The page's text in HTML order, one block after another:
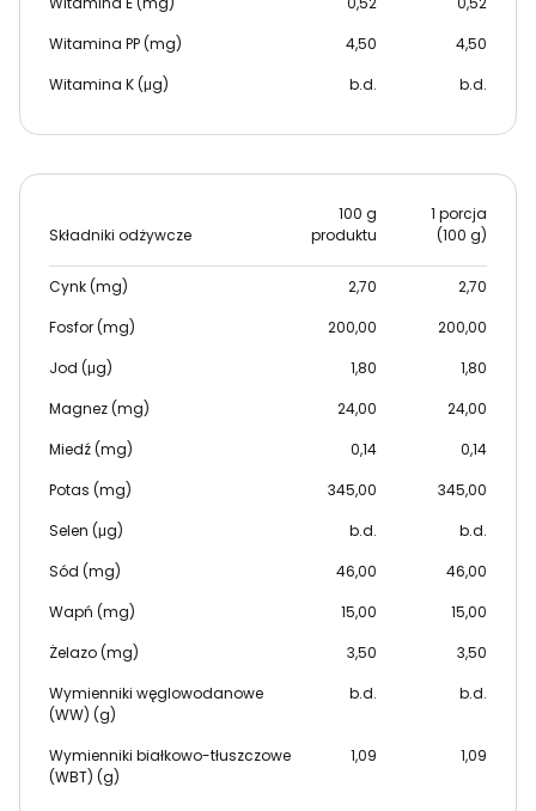
Witamina PP (mg)
4,50
4,50
Witamina K (μg)
b.d. b.d.
Składniki odżywcze
100 g
produktu
1 porcja
(100 g)
Cynk (mg) 2,70
2,70
Fosfor (mg)
200,00
200,00
Jod (μg)
1,80
1,80
Magnez (mg)
24,00
24,00
Miedź (mg)
0,14
0,14
Potas (mg)
345,00
345,00
Selen (μg)
b.d.
b.d.
Sód (mg)
46,00
46,00
Wapń (mg)
15,00
15,00
Żelazo (mg)
3,50
3,50
Wymienniki węglowodanowe
(WW) (g)
b.d. b.d.
Wymienniki białkowo-tłuszczowe
(WBT) (g)
1,09 1,09